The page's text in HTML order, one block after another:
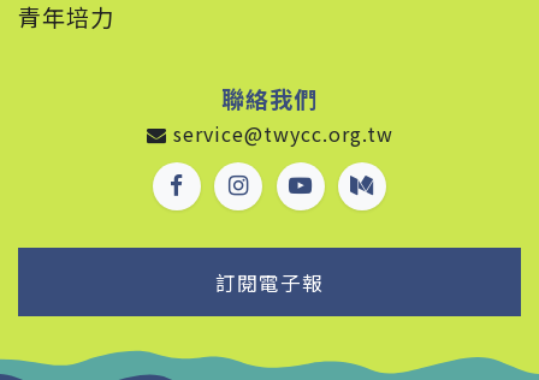
青年培力
聯絡我們
service@twycc.org.tw
訂閱電子報